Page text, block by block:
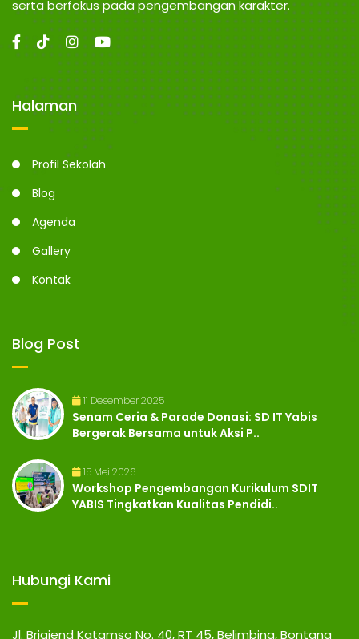
serta berfokus pada pengembangan karakter.
Halaman
Profil Sekolah
Blog
Agenda
Gallery
Kontak
Blog Post
11 Desember 2025
Senam Ceria & Parade Donasi: SD IT Yabis
Bergerak Bersama untuk Aksi P..
15 Mei 2026
Workshop Pengembangan Kurikulum SDIT
YABIS Tingkatkan Kualitas Pendidi..
Hubungi Kami
Jl. Brigjend Katamso No. 40, RT 45, Belimbing, Bontang